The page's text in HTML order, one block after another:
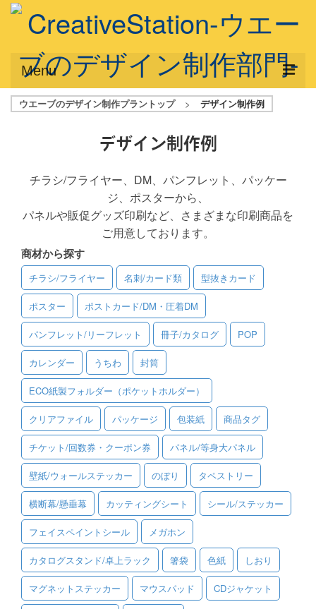
Menu
サービス概要
デザインプラン
フルデザイン
データ修正
写真からイラスト作成
デザイン制作例
ご利用料金
ご利用ガイド
ご利用の流れ
ご注文方法について
キャンセルについて
FAQ（よくあるご質問）
資料をダウンロード
ご利用規約
お見積り・お問合せ
ウエーブのデザイン制作プラントップ > デザイン制作例
デザイン制作例
チラシ/フライヤー、DM、パンフレット、パッケー
ジ、ポスターから、
パネルや販促グッズ印刷など、さまざまな印刷商品を
ご用意しております。
商材から探す
チラシ/フライヤー 名刺/カード類 型抜きカード
ポスター ポストカード/DM・圧着DM
パンフレット/リーフレット 冊子/カタログ POP
カレンダー うちわ 封筒
ECO紙製フォルダー（ポケットホルダー）
クリアファイル パッケージ 包装紙 商品タグ
チケット/回数券・クーポン券 パネル/等身大パネル
壁紙/ウォールステッカー のぼり タペストリー
横断幕/懸垂幕 カッティングシート シール/ステッカー
フェイスペイントシール メガホン
カタログスタンド/卓上ラック 箸袋 色紙 しおり
マグネットステッカー マウスパッド CDジャケット